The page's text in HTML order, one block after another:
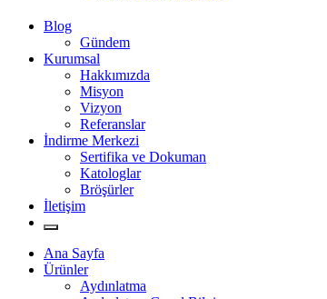
Blog
Gündem
Kurumsal
Hakkımızda
Misyon
Vizyon
Referanslar
İndirme Merkezi
Sertifika ve Dokuman
Katologlar
Bröşürler
İletişim
Ana Sayfa
Ürünler
Aydınlatma